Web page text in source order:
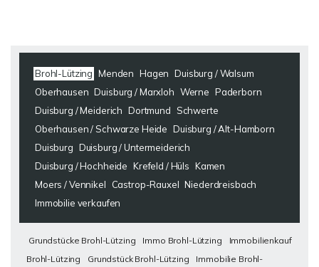
Brohl-Lützing Menden Hagen Duisburg / Walsum
Oberhausen Duisburg / Marxloh Werne Paderborn
Duisburg / Meiderich Dortmund
Schwerte
Oberhausen / Schwarze Heide Duisburg / Alt-Hamborn
Duisburg Duisburg / Untermeiderich
Duisburg / Hochheide Krefeld / Hüls Kamen
Moers / Vennikel
Castrop-Rauxel Niederdreisbach
Immobilie verkaufen
Grundstücke Brohl-Lützing Immo Brohl-Lützing
Immobilienkauf
Brohl-Lützing
Grundstück Brohl-Lützing
Immobilie Brohl-